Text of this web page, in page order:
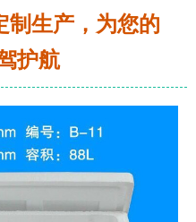
制生产，为您的
护航